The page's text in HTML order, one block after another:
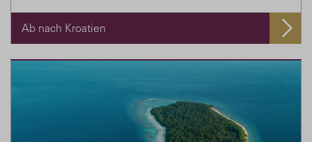
Ab nach Kroatien